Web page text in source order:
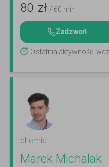
80 zł / 60 min
Zadzwoń
Ostatnia aktywność:
chemia
Marek Michalak